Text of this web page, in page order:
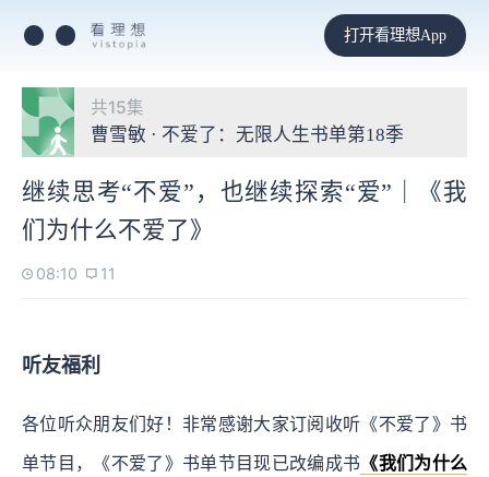
打开看理想App
共15集
曹雪敏 · 不爱了：无限人生书单第18季
继续思考“不爱”，也继续探索“爱”｜《我
们为什么不爱了》
08:10 11
听友福利
各位听众朋友们好！非常感谢大家订阅收听《不爱了》书
单节目，《不爱了》书单节目现已改编成书 《我们为什么